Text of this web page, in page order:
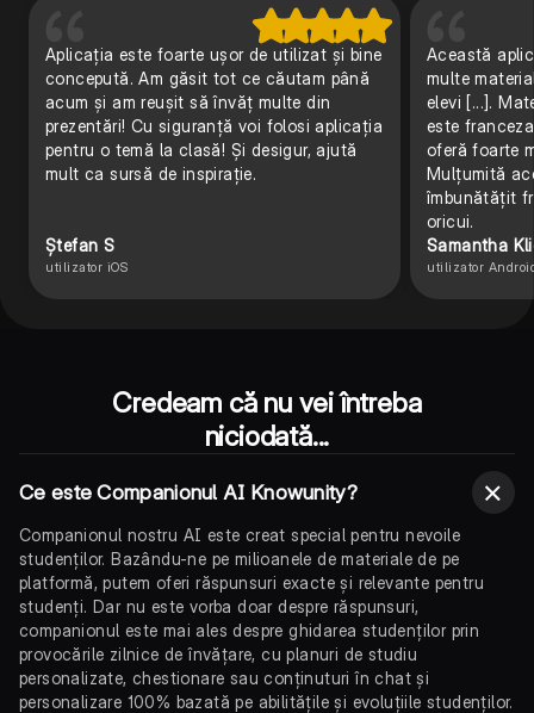
Aplicația este foarte ușor de utilizat și bine
concepută. Am găsit tot ce căutam până
acum și am reușit să învăț multe din
prezentări! Cu siguranță voi folosi aplicația
pentru o temă la clasă! Și desigur, ajută
mult ca sursă de inspirație.
Ștefan S
utilizator iOS
Această
multe
elevi [...].
este
oferă foarte
Mulțumită
îmbunătățit
oricui.
Samantha
utilizator
Credeam că nu vei întreba
niciodată...
Ce este Companionul AI Knowunity?
Companionul nostru AI este creat special pentru nevoile
studenților. Bazându-ne pe milioanele de materiale de pe
platformă, putem oferi răspunsuri exacte și relevante pentru
studenți. Dar nu este vorba doar despre răspunsuri,
companionul este mai ales despre ghidarea studenților prin
provocările zilnice de învățare, cu planuri de studiu
personalizate, chestionare sau conținuturi în chat și
personalizare 100% bazată pe abilitățile și evoluțiile studenților.